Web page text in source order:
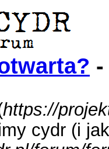
https://
cydr (i